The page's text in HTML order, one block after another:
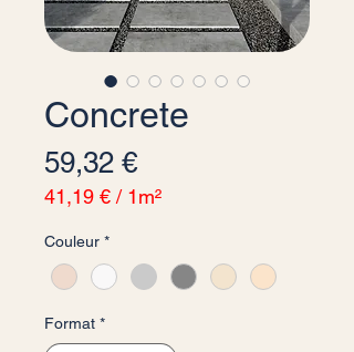
Concrete
59,32 €Precio
41,19 € / 1m²
por
1
Metro
cuadrado
Couleur *
Format *